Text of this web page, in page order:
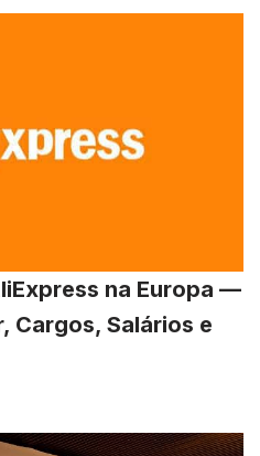
na Europa —
Cargos, Salários e